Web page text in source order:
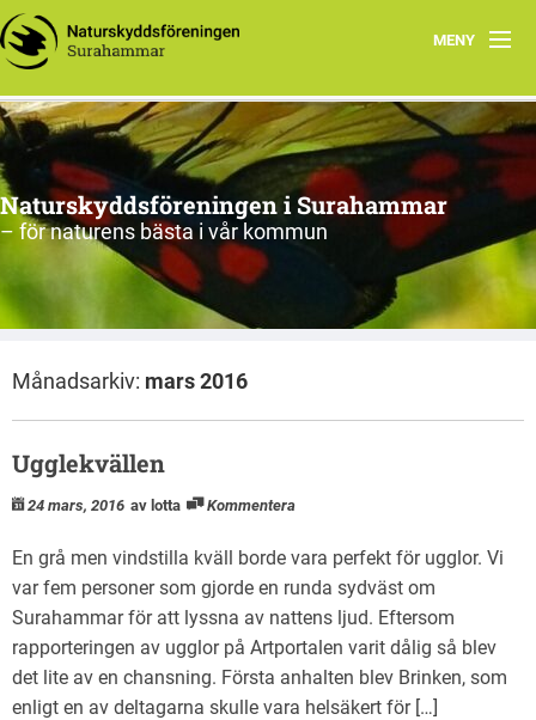
MENY
Hem
Om oss
Aktiviteter
Arkiv
Naturskyddsföreningen i Surahammar
– för naturens bästa i vår kommun
Månadsarkiv: mars 2016
Ugglekvällen
24 mars, 2016 av lotta Kommentera
En grå men vindstilla kväll borde vara perfekt för ugglor. Vi
var fem personer som gjorde en runda sydväst om
Surahammar för att lyssna av nattens ljud. Eftersom
rapporteringen av ugglor på Artportalen varit dålig så blev
det lite av en chansning. Första anhalten blev Brinken, som
enligt en av deltagarna skulle vara helsäkert för […]